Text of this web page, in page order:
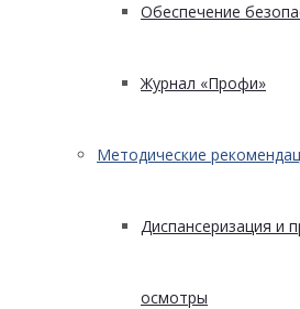
Обеспечение
Журнал «Профи»
Методические
Диспансеризация и
осмотры